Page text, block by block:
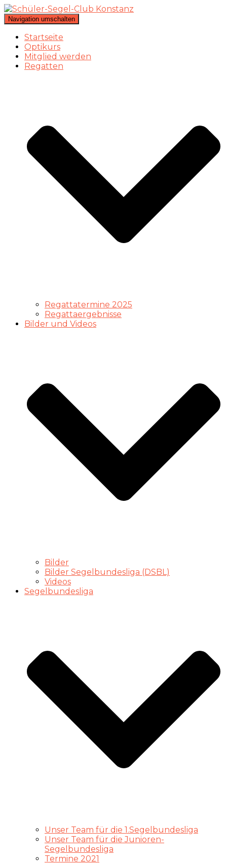
Navigation umschalten
Startseite
Optikurs
Mitglied werden
Regatten
Regattatermine 2025
Regattaergebnisse
Bilder und Videos
Bilder
Bilder Segelbundesliga (DSBL)
Videos
Segelbundesliga
Unser Team für die 1.Segelbundesliga
Unser Team für die Junioren-
Segelbundesliga
Termine 2021